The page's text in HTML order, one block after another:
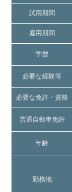
試用期間
雇用期間
学歴
必要な経験等
必要な免許・資格
普通自動車免許
年齢
勤務地